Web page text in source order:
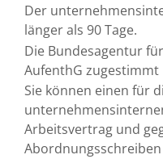
Der
länger als 90 Tage.
Die Bundesagentur
AufenthG zugestimmt
Sie können einen für
Arbeitsvertrag und